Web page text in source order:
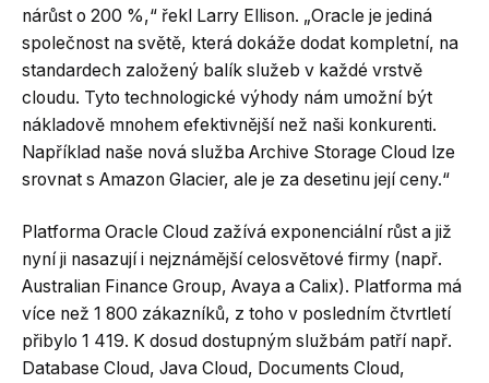
nárůst o 200 %,“ řekl Larry Ellison. „Oracle je jediná
společnost na světě, která dokáže dodat kompletní, na
standardech založený balík služeb v každé vrstvě
cloudu. Tyto technologické výhody nám umožní být
nákladově mnohem efektivnější než naši konkurenti.
Například naše nová služba Archive Storage Cloud lze
srovnat s Amazon Glacier, ale je za desetinu její ceny.“
Platforma Oracle Cloud zažívá exponenciální růst a již
nyní ji nasazují i nejznámější celosvětové firmy (např.
Australian Finance Group, Avaya a Calix). Platforma má
více než 1 800 zákazníků, z toho v posledním čtvrtletí
přibylo 1 419. K dosud dostupným službám patří např.
Database Cloud, Java Cloud, Documents Cloud,